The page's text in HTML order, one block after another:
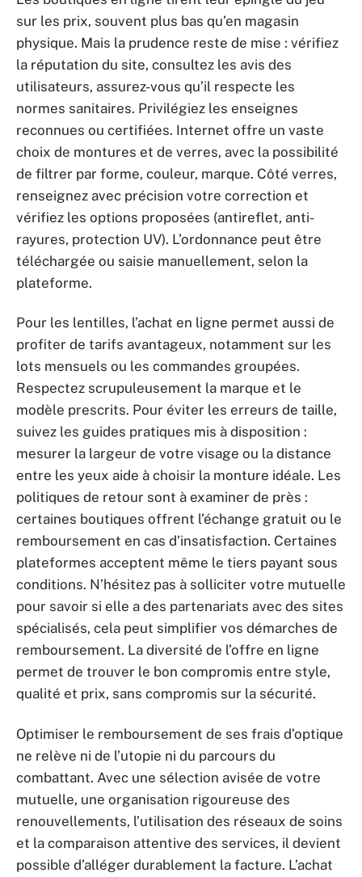
sur les prix, souvent plus bas qu’en magasin
physique. Mais la prudence reste de mise : vérifiez
la réputation du site, consultez les avis des
utilisateurs, assurez-vous qu’il respecte les
normes sanitaires. Privilégiez les enseignes
reconnues ou certifiées. Internet offre un vaste
choix de montures et de verres, avec la possibilité
de filtrer par forme, couleur, marque. Côté verres,
renseignez avec précision votre correction et
vérifiez les options proposées (antireflet, anti-
rayures, protection UV). L’ordonnance peut être
téléchargée ou saisie manuellement, selon la
plateforme.
Pour les lentilles, l’achat en ligne permet aussi de
profiter de tarifs avantageux, notamment sur les
lots mensuels ou les commandes groupées.
Respectez scrupuleusement la marque et le
modèle prescrits. Pour éviter les erreurs de taille,
suivez les guides pratiques mis à disposition :
mesurer la largeur de votre visage ou la distance
entre les yeux aide à choisir la monture idéale. Les
politiques de retour sont à examiner de près :
certaines boutiques offrent l’échange gratuit ou le
remboursement en cas d’insatisfaction. Certaines
plateformes acceptent même le tiers payant sous
conditions. N’hésitez pas à solliciter votre mutuelle
pour savoir si elle a des partenariats avec des sites
spécialisés, cela peut simplifier vos démarches de
remboursement. La diversité de l’offre en ligne
permet de trouver le bon compromis entre style,
qualité et prix, sans compromis sur la sécurité.
Optimiser le remboursement de ses frais d’optique
ne relève ni de l’utopie ni du parcours du
combattant. Avec une sélection avisée de votre
mutuelle, une organisation rigoureuse des
renouvellements, l’utilisation des réseaux de soins
et la comparaison attentive des services, il devient
possible d’alléger durablement la facture. L’achat